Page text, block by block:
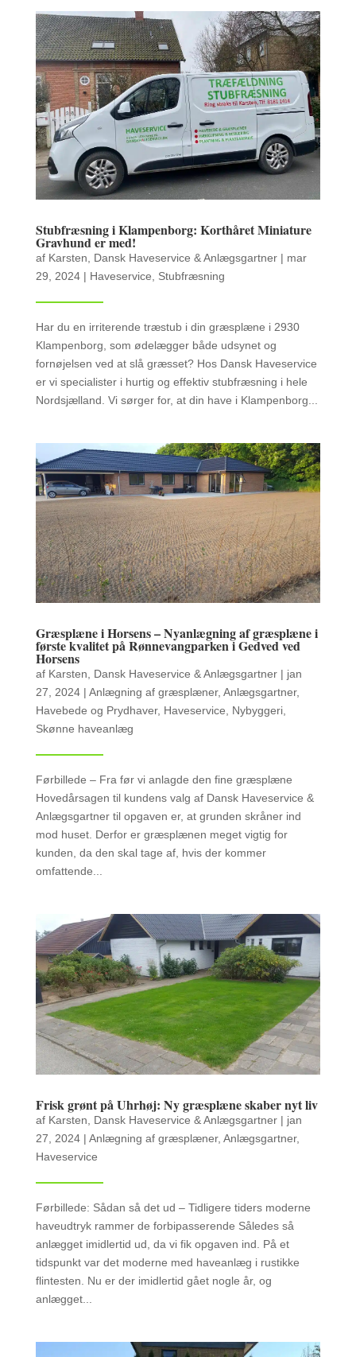
Stubfræsning i Klampenborg: Korthåret Miniature
Gravhund er med!
af Karsten, Dansk Haveservice & Anlægsgartner| mar
29, 2024| Haveservice Stubfræsning
Har du en irriterende træstub i din græsplæne i 2930
Klampenborg, som ødelægger både udsynet og
fornøjelsen ved at slå græsset? Hos Dansk Haveservice
er vi specialister i hurtig og effektiv stubfræsning i hele
Nordsjælland. Vi sørger for, at din have i Klampenborg...
Græsplæne i Horsens – Nyanlægning af græsplæne i
første kvalitet på Rønnevangparken i Gedved ved
Horsens
af Karsten, Dansk Haveservice & Anlægsgartner| jan
27, 2024| Anlægning af græsplæner, Anlægsgartner,
Havebede og Prydhaver, Haveservice Nybyggeri,
Skønne haveanlæg
Førbillede – Fra før vi anlagde den fine græsplæne
Hovedårsagen til kundens valg af Dansk Haveservice &
Anlægsgartner til opgaven er, at grunden skråner ind
mod huset. Derfor er græsplænen meget vigtig for
kunden, da den skal tage af, hvis der kommer
omfattende...
Frisk grønt på Uhrhøj: Ny græsplæne skaber nyt liv
af Karsten, Dansk Haveservice & Anlægsgartner| jan
27, 2024| Anlægning af græsplæner, Anlægsgartner,
Haveservice
Førbillede: Sådan så det ud – Tidligere tiders moderne
haveudtryk rammer de forbipasserende Således så
anlægget imidlertid ud, da vi fik opgaven ind. På et
tidspunkt var det moderne med haveanlæg i rustikke
flintesten. Nu er der imidlertid gået nogle år, og
anlægget...